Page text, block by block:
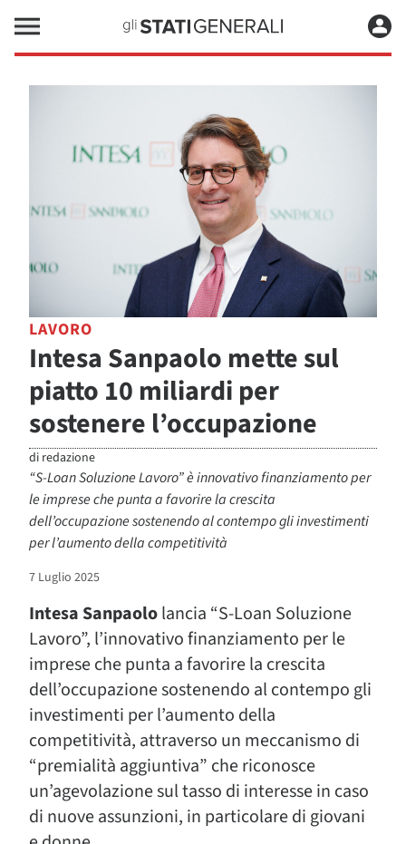
LAVORO
Intesa Sanpaolo mette sul
piatto 10 miliardi per
sostenere l’occupazione
di redazione
“S-Loan Soluzione Lavoro” è innovativo finanziamento per
le imprese che punta a favorire la crescita
dell’occupazione sostenendo al contempo gli investimenti
per l’aumento della competitività
7 Luglio 2025
Intesa Sanpaololancia “S-Loan Soluzione
Lavoro”, l’innovativo finanziamento per le
imprese che punta a favorire la crescita
dell’occupazione sostenendo al contempo gli
investimenti per l’aumento della
competitività, attraverso un meccanismo di
“premialità aggiuntiva” che riconosce
un’agevolazione sul tasso di interesse in caso
di nuove assunzioni, in particolare di giovani